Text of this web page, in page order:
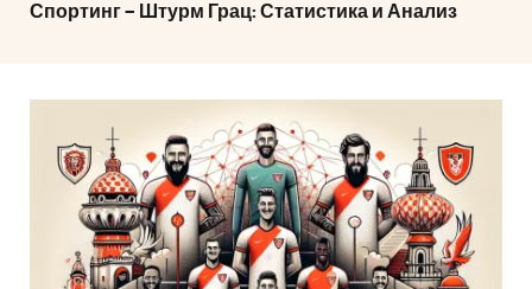
Спортинг – Штурм Грац: Статистика и Анализ